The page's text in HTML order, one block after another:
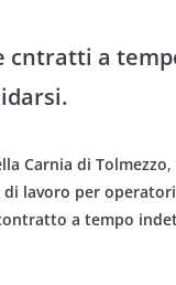
cntratti a
Carnia di Tolmezzo,
lavoro per
a tempo